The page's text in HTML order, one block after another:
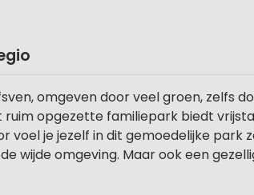
omgeven door veel groen, zelfs
opgezette familiepark biedt
voel je jezelf in dit gemoedelijke park
wijde omgeving. Maar ook een